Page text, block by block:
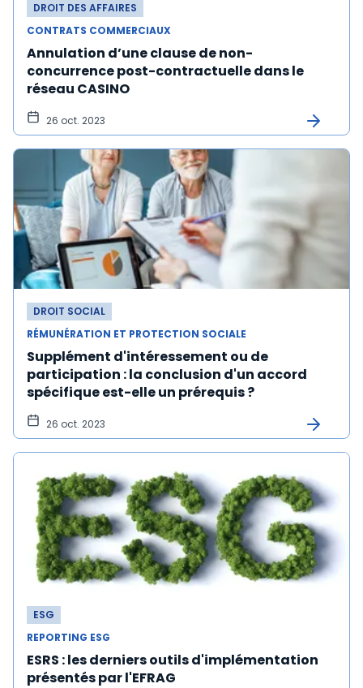
DROIT DES AFFAIRES
CONTRATS COMMERCIAUX
Annulation d’une clause de non-
concurrence post-contractuelle dans le
réseau CASINO
26 oct. 2023
DROIT SOCIAL
RÉMUNÉRATION ET PROTECTION SOCIALE
Supplément d'intéressement ou de
participation : la conclusion d'un accord
spécifique est-elle un prérequis ?
26 oct. 2023
ESG
REPORTING ESG
ESRS : les derniers outils d'implémentation
présentés par l'EFRAG